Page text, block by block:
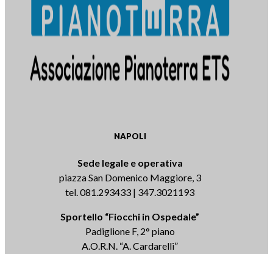
NAPOLI
Sede legale e operativa
piazza San Domenico Maggiore, 3
tel. 081.293433 | 347.3021193
Sportello “Fiocchi in Ospedale”
Padiglione F, 2° piano
A.O.R.N. “A. Cardarelli”